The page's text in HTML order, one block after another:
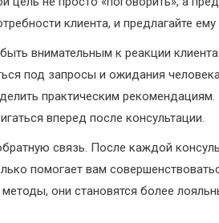
клиента, и предлагайте
внимательным к реакции
под запросы и ожидания
практическим
вперед после консультации.
связь. После каждой
помогает вам
методы, они становятся более